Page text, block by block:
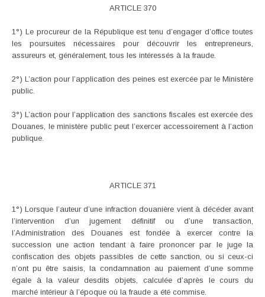
ARTICLE 370
1°) Le procureur de la République est tenu d’engager d’office toutes
les poursuites nécessaires pour découvrir les entrepreneurs,
assureurs et, généralement, tous les intéressés à la fraude.
2°) L’action pour l’application des peines est exercée par le Ministère
public.
3°) L’action pour l’application des sanctions fiscales est exercée des
Douanes, le ministère public peut l’exercer accessoirement à l’action
publique.
ARTICLE 371
1°) Lorsque l’auteur d’une infraction douanière vient à décéder avant
l’intervention d’un jugement définitif ou d’une transaction,
l’Administration des Douanes est fondée à exercer contre la
succession une action tendant à faire prononcer par le juge la
confiscation des objets passibles de cette sanction, ou si ceux-ci
n’ont pu être saisis, la condamnation au paiement d’une somme
égale à la valeur desdits objets, calculée d’après le cours du
marché intérieur à l’époque où la fraude a été commise.